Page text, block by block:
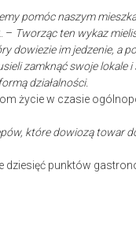
pomóc naszym
– Tworząc ten wykaz
dowiezie im jedzenie, a
zamknąć swoje lokale i
działalności.
życie w czasie
które dowiozą towar
dziesięć punktów